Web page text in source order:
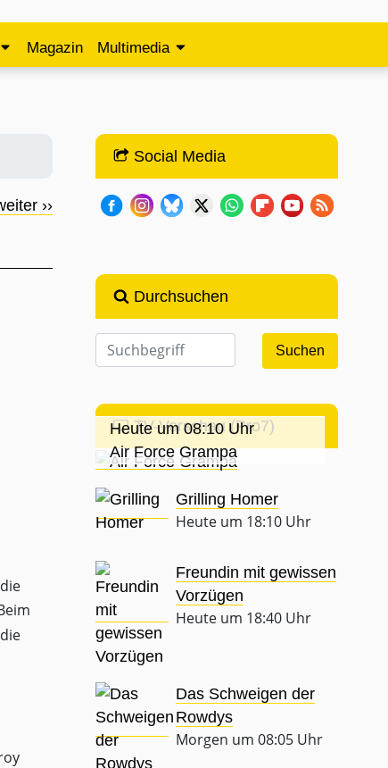
Magazin Multimedia
››
Social Media
Durchsuchen
TV-Vorschau (Pro7)
Heute um 08:10 Uhr
Air Force Grampa
Grilling Homer
Heute um 18:10 Uhr
Freundin mit gewissen
Vorzügen
Heute um 18:40 Uhr
Das Schweigen der
Rowdys
Morgen um 08:05 Uhr